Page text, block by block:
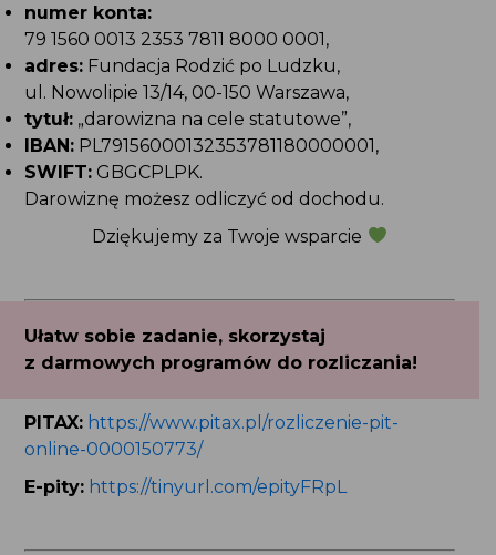
numer konta:
79 1560 0013 2353 7811 8000 0001,
adres:Fundacja Rodzić po Ludzku,
ul. Nowolipie 13/14, 00-150 Warszawa,
tytuł:„darowizna na cele statutowe”,
IBAN:PL79156000132353781180000001,
SWIFT:GBGCPLPK.
Darowiznę możesz odliczyć od dochodu.
Dziękujemy za Twoje wsparcie
Ułatw sobie zadanie, skorzystaj
z darmowych programów do rozliczania!
PITAX: https://www.pitax.pl/rozliczenie-pit-
online-0000150773/
E-pity: https://tinyurl.com/epityFRpL